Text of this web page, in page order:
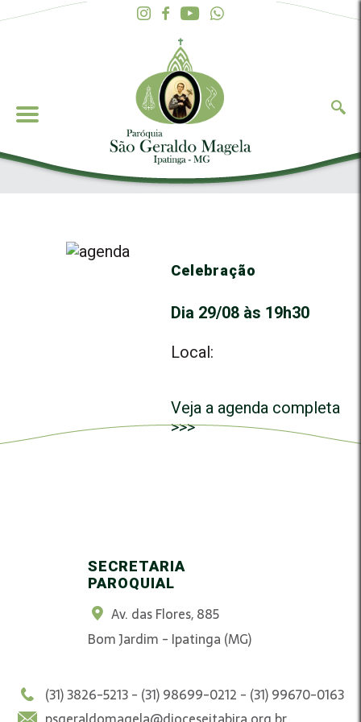
Celebração
Dia 29/08 às 19h30
Local:
Veja a agenda completa
>>>
SECRETARIA
PAROQUIAL
Av. das Flores, 885
Bom Jardim - Ipatinga (MG)
(31) 3826-5213 - (31) 98699-0212 - (31) 99670-0163